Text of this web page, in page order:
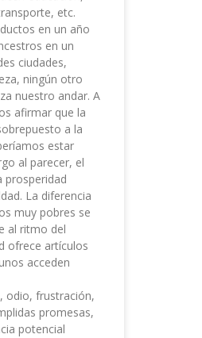
etc.
en un año
en un
ciudades,
ningún otro
nuestro andar. A
afirmar que la
a la
estar
al parecer, el
prosperidad
La diferencia
muy pobres se
al ritmo del
ofrece artículos
acceden
odio, frustración,
promesas,
potencial